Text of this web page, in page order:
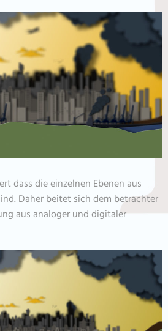
dass die einzelnen Ebenen aus
Daher beitet sich dem betrachter
aus analoger und digitaler